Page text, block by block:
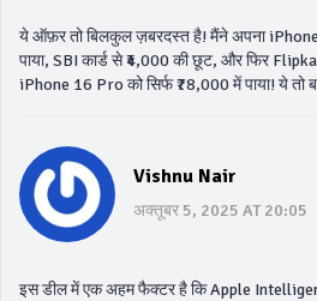
ये ऑफ़र तो बिलकुल ज़बरदस्त है! मैंने अपना
पाया, SBI कार्ड से ₹4,000 की छूट, और फिर
iPhone 16 Pro को सिर्फ ₹78,000 में पाया! ये तो
Vishnu Nair
अक्तूबर 5, 2025 AT 20:05
इस डील में एक अहम फैक्टर है कि Apple